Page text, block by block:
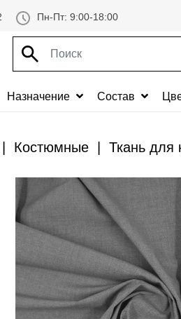
Пн-Пт: 9:00-18:00
Назначение Состав
Костюмные Ткань для